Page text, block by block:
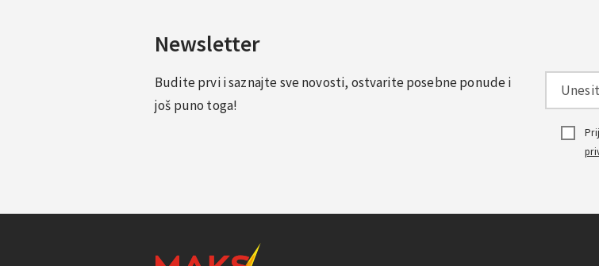
Newsletter
Budite prvi i saznajte sve novosti, ostvarite posebne ponude i
još puno toga!